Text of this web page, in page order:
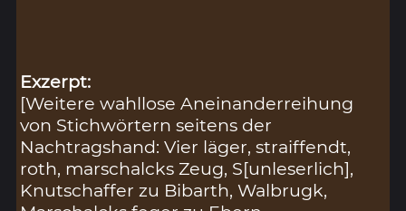
Exzerpt:
[Weitere wahllose Aneinanderreihung
von Stichwörtern seitens der
Nachtragshand: Vier läger, straiffendt,
roth, marschalcks Zeug, S[unleserlich],
Knutschaffer zu Bibarth, Walbrugk,